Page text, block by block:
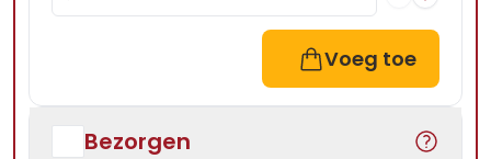
Voeg toe
Bezorgen